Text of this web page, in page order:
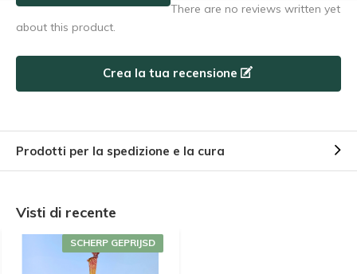
There are no reviews written yet
about this product.
Crea la tua recensione
Prodotti per la spedizione e la cura
Visti di recente
SCHERP GEPRIJSD